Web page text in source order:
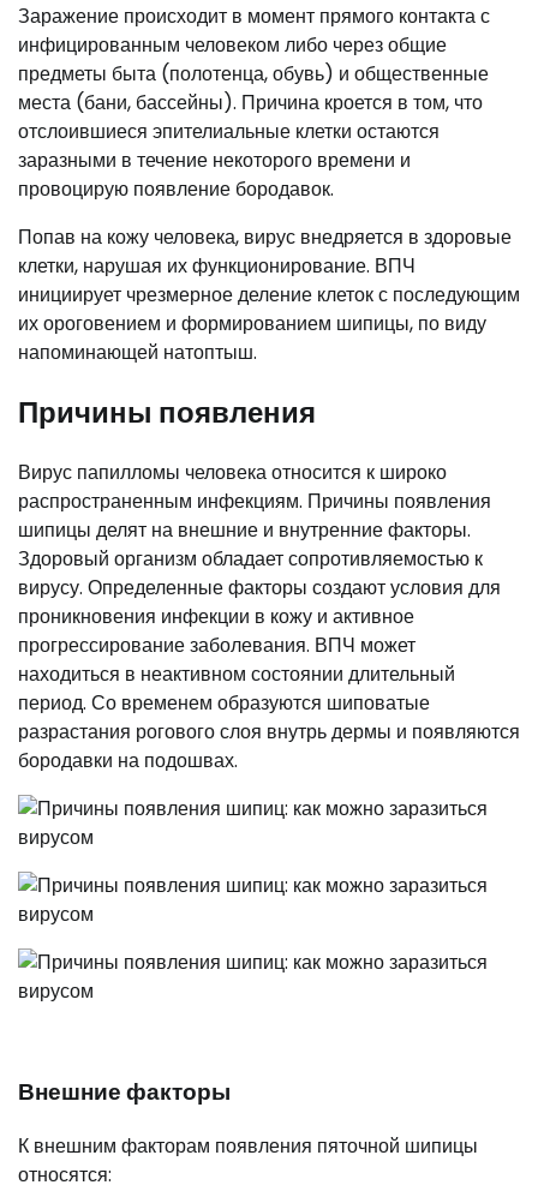
Заражение происходит в момент прямого контакта с
инфицированным человеком либо через общие
предметы быта (полотенца, обувь) и общественные
места (бани, бассейны). Причина кроется в том, что
отслоившиеся эпителиальные клетки остаются
заразными в течение некоторого времени и
провоцирую появление бородавок.
Попав на кожу человека, вирус внедряется в здоровые
клетки, нарушая их функционирование. ВПЧ
инициирует чрезмерное деление клеток с последующим
их ороговением и формированием шипицы, по виду
напоминающей натоптыш.
Причины появления
Вирус папилломы человека относится к широко
распространенным инфекциям. Причины появления
шипицы делят на внешние и внутренние факторы.
Здоровый организм обладает сопротивляемостью к
вирусу. Определенные факторы создают условия для
проникновения инфекции в кожу и активное
прогрессирование заболевания. ВПЧ может
находиться в неактивном состоянии длительный
период. Со временем образуются шиповатые
разрастания рогового слоя внутрь дермы и появляются
бородавки на подошвах.
Внешние факторы
К внешним факторам появления пяточной шипицы
относятся: